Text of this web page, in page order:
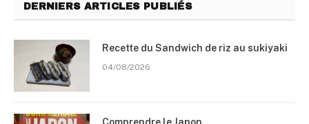
DERNIERS ARTICLES PUBLIÉS
Recette du Sandwich de riz au sukiyaki
04/08/2026
Comprendre le Japon